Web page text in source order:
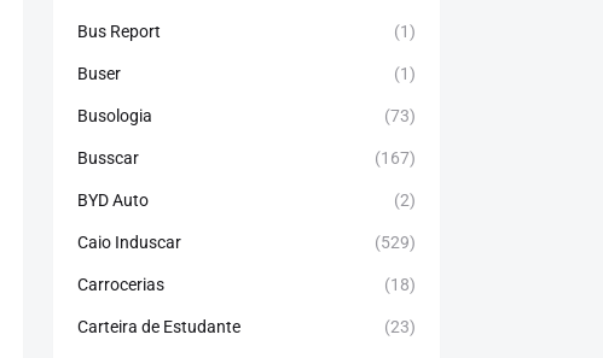
Bus Report (1)
Buser (1)
Busologia (73)
Busscar (167)
BYD Auto (2)
Caio Induscar (529)
Carrocerias (18)
Carteira de Estudante (23)